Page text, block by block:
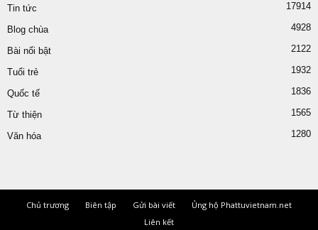
Tin tức 17914
Blog chùa 4928
Bài nổi bật 2122
Tuổi trẻ 1932
Quốc tế 1836
Từ thiện 1565
Văn hóa 1280
Chủ trương Biên tập Gửi bài viết
Ủng hộ Phattuvietnam.net
Liên kết